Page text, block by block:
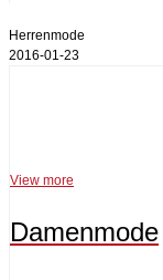
Herrenmode
2016-01-23
View more
Damenmode